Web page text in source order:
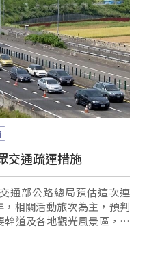
交通疏運措施
通部公路總局預估這次連
相關活動旅次為主，預判
道及各地觀光風景區，就
旅遊景點，蘇...。